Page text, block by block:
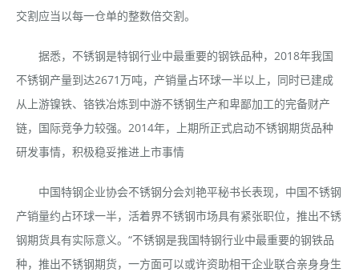
交割应当以每一仓单的整数倍交割。
据悉，不锈钢是特钢行业中最重要的钢铁品种，2018年我国
不锈钢产量到达2671万吨，产销量占环球一半以上，同时已建成
从上游镍铁、铬铁冶炼到中游不锈钢生产和卑鄙加工的完备财产
链，国际竞争力较强。2014年，上期所正式启动不锈钢期货品种
研发事情，积极稳妥推进上市事情
中国特钢企业协会不锈钢分会刘艳平秘书长表现，中国不锈钢
产销量约占环球一半，活着界不锈钢市场具有紧张职位，推出不锈
钢期货具有实际意义。“不锈钢是我国特钢行业中最重要的钢铁品
种，推出不锈钢期货，一方面可以或许资助相干企业联合亲身身生